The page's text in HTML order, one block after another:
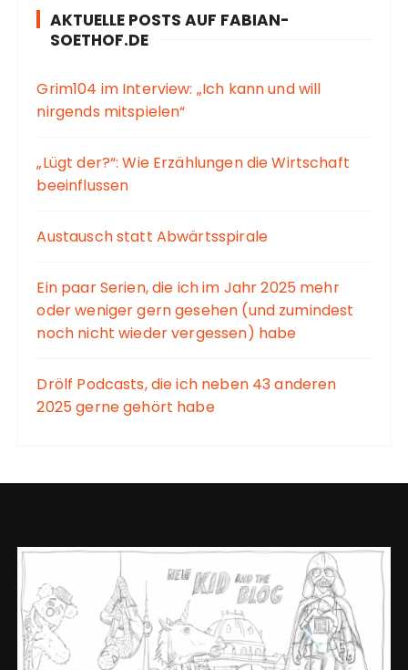
AKTUELLE POSTS AUF FABIAN-
SOETHOF.DE
Grim104 im Interview: „Ich kann und will
nirgends mitspielen“
„Lügt der?“: Wie Erzählungen die Wirtschaft
beeinflussen
Austausch statt Abwärtsspirale
Ein paar Serien, die ich im Jahr 2025 mehr
oder weniger gern gesehen (und zumindest
noch nicht wieder vergessen) habe
Drölf Podcasts, die ich neben 43 anderen
2025 gerne gehört habe